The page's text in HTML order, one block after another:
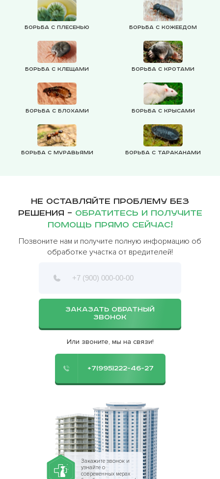
Борьба с плесенью Борьба с кожеедом
Борьба с клещами Борьба с кротами
Борьба с блохами Борьба с крысами
Борьба с муравьями Борьба с тараканами
Не оставляйте проблему без
решения – обратитесь и получите
помощь прямо сейчас!
Позвоните нам и получите полную информацию об
обработке участка от вредителей!
ЗАКАЗАТЬ ОБРАТНЫЙ
ЗВОНОК
Или звоните, мы на связи!
+7(995)222-46-27
Закажите звонок и
узнайте о
современных мерах